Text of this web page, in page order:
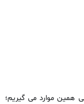
همین موارد می‌ گیریم؛